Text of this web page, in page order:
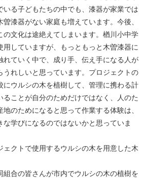
いる子どもたちの中でも、漆器が家業では
漆器がない家庭も増えています。今後、
の文化は途絶えてしまいます。楢川小中学
していますが、もっともっと木曽漆器に
れていく中で、成り手、伝え手になる人が
うれしいと思っています。プロジェクトの
にウルシの木を植樹して、管理に携わる計
ことが自分のためだけではなく、人のた
のためになると思って作業する体験は、
学びになるのではないかと思っていま
ェクトで使用するウルシの木を用意した木
組合の皆さんが市内でウルシの木の植樹を